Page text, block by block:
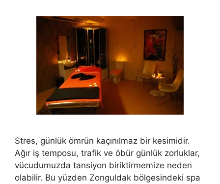
Stres, günlük ömrün kaçınılmaz bir kesimidir.
Ağır iş temposu, trafik ve öbür günlük zorluklar,
vücudumuzda tansiyon biriktirmemize neden
olabilir. Bu yüzden Zonguldak bölgesindeki spa